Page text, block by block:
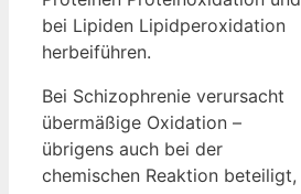
bei Lipiden Lipidperoxidation
herbeiführen.
Bei Schizophrenie verursacht
übermäßige Oxidation –
übrigens auch bei der
chemischen Reaktion beteiligt,